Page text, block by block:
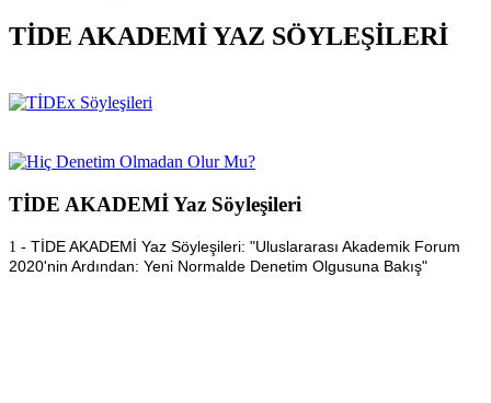
TİDE AKADEMİ YAZ SÖYLEŞİLERİ
TİDE AKADEMİ Yaz Söyleşileri
1 - TİDE AKADEMİ Yaz Söyleşileri: "Uluslararası Akademik Forum
2020'nin Ardından: Yeni Normalde Denetim Olgusuna Bakış"